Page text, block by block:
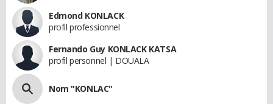
Edmond KONLACK
profil professionnel
Fernando Guy KONLACK KATSA
profil personnel | DOUALA
Nom "KONLAC"